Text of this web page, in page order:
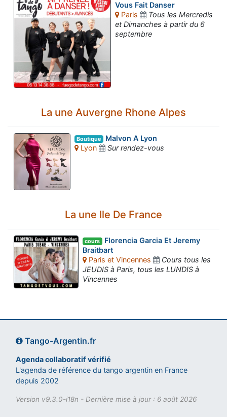
Vous Fait Danser
Paris
Tous les Mercredis
et Dimanches à partir du 6
septembre
La une Auvergne Rhone Alpes
Boutique Malvon A Lyon
Lyon
Sur rendez-vous
La une Ile De France
cours Florencia Garcia Et Jeremy
Braitbart
Paris et Vincennes
Cours tous les
JEUDIS à Paris, tous les LUNDIS à
Vincennes
Tango-Argentin.fr
Agenda collaboratif vérifié
L'agenda de référence du tango argentin en France
depuis 2002
Version v9.3.0-i18n - Dernière mise à jour : 6 août 2026